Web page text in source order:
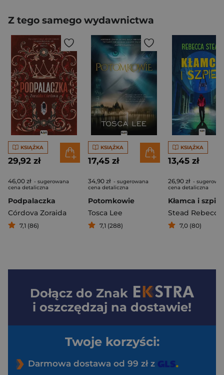
Z tego samego wydawnictwa
KSIĄŻKA
29,92 zł
46,00 zł - sugerowana
cena detaliczna
Podpalaczka
Córdova Zoraida
7,1 (86)
KSIĄŻKA
17,45 zł
34,90 zł - sugerowana
cena detaliczna
Potomkowie
Tosca Lee
7,1 (288)
KSIĄŻKA
13,45 zł
26,90 zł -
cena detaliczna
Kłamca i
Stead Rebecca
7,0 (80)
Dołącz do Znak
i oszczędzaj na dostawie!
Twoje korzyści:
Darmowa dostawa od 99 zł z